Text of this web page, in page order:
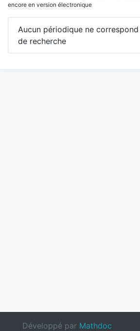
encore en version électronique
Aucun périodique ne
de recherche
Développé par Mathdoc